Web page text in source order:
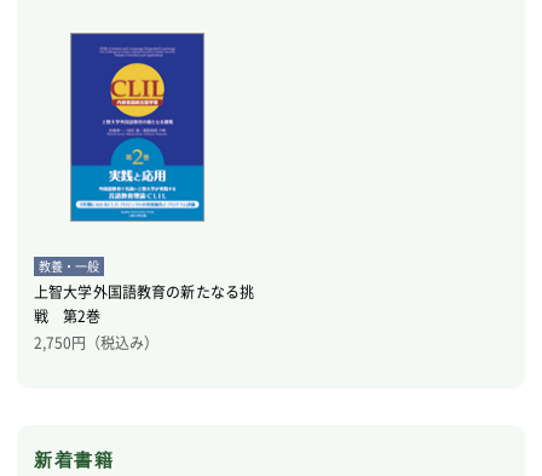
教養・一般
上智大学外国語教育の新たなる挑
戦 第2巻
2,750円（税込み）
新着書籍